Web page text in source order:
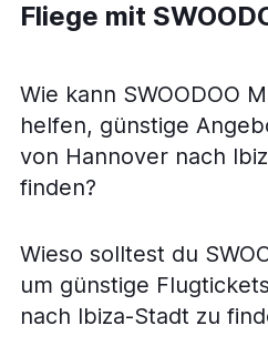
Flüge von Stuttgart nach Mahón
Flüge von Nürnberg nach
Fliege mit
Wie kann SWOODOO
helfen, günstige
von Hannover nach
finden?
Wieso solltest du
um günstige
nach Ibiza-Stadt zu